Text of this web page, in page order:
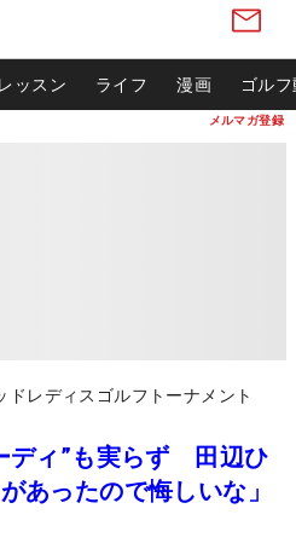
メルマガ登録
レッスン ライフ 漫画 ゴル
ドレディスゴルフトーナメント
ディ”も実らず 田辺ひ
あったので悔しいな」